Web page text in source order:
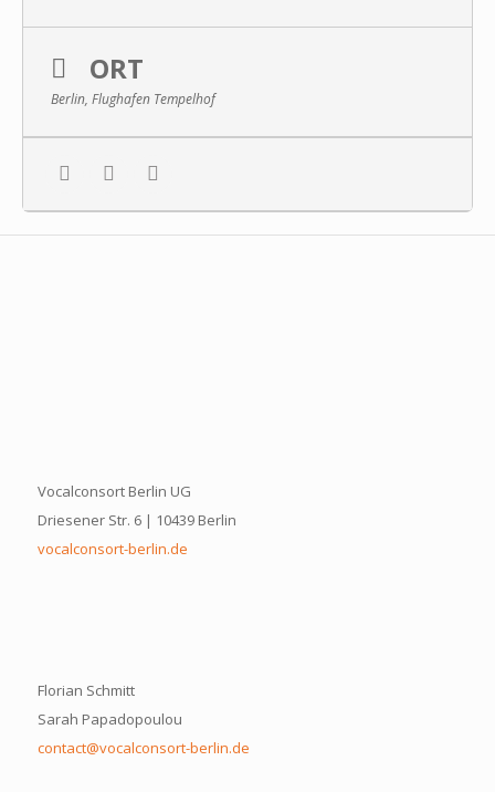
ORT
Berlin, Flughafen Tempelhof
Vocalconsort Berlin UG
Driesener Str. 6 | 10439 Berlin
vocalconsort-berlin.de
Florian Schmitt
Sarah Papadopoulou
contact@vocalconsort-berlin.de